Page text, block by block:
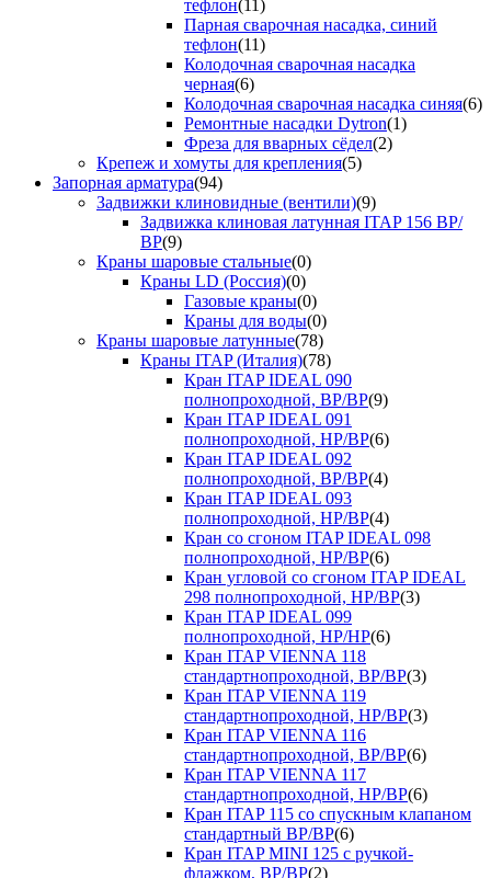
тефлон(11)
Парная сварочная насадка, синий
тефлон(11)
Колодочная сварочная насадка
черная(6)
Колодочная сварочная насадка синяя(6)
Ремонтные насадки Dytron(1)
Фреза для вварных сёдел(2)
Крепеж и хомуты для крепления(5)
Запорная арматура(94)
Задвижки клиновидные (вентили)(9)
Задвижка клиновая латунная ITAP 156 ВР/
ВР(9)
Краны шаровые стальные(0)
Краны LD (Россия)(0)
Газовые краны(0)
Краны для воды(0)
Краны шаровые латунные(78)
Краны ITAP (Италия)(78)
Кран ITAP IDEAL 090
полнопроходной, ВР/ВР(9)
Кран ITAP IDEAL 091
полнопроходной, НР/ВР(6)
Кран ITAP IDEAL 092
полнопроходной, ВР/ВР(4)
Кран ITAP IDEAL 093
полнопроходной, НР/ВР(4)
Кран со сгоном ITAP IDEAL 098
полнопроходной, НР/ВР(6)
Кран угловой со сгоном ITAP IDEAL
298 полнопроходной, НР/ВР(3)
Кран ITAP IDEAL 099
полнопроходной, НР/НР(6)
Кран ITAP VIENNA 118
стандартнопроходной, ВР/ВР(3)
Кран ITAP VIENNA 119
стандартнопроходной, НР/ВР(3)
Кран ITAP VIENNA 116
стандартнопроходной, ВР/ВР(6)
Кран ITAP VIENNA 117
стандартнопроходной, НР/ВР(6)
Кран ITAP 115 со спускным клапаном
стандартный ВР/ВР(6)
Кран ITAP MINI 125 с ручкой-
флажком, ВР/ВР(2)